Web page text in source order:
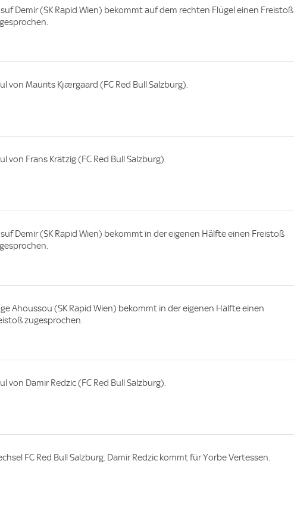
Demir (SK Rapid Wien) bekommt auf dem rechten Flügel einen Freistoß
von Maurits Kjærgaard (FC Red Bull Salzburg).
von Frans Krätzig (FC Red Bull Salzburg).
Demir (SK Rapid Wien) bekommt in der eigenen Hälfte einen Freistoß
Ahoussou (SK Rapid Wien) bekommt in der eigenen Hälfte einen
zugesprochen.
von Damir Redzic (FC Red Bull Salzburg).
FC Red Bull Salzburg. Damir Redzic kommt für Yorbe Vertessen.